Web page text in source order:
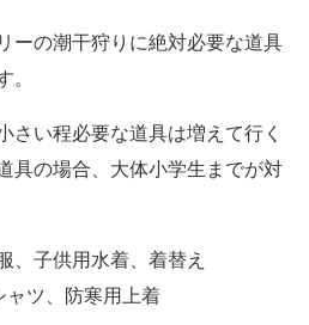
ーの潮干狩りに絶対必要な道具
。
さい程必要な道具は増えて行く
具の場合、大体小学生までが対
子供用水着、着替え
ツ、防寒用上着